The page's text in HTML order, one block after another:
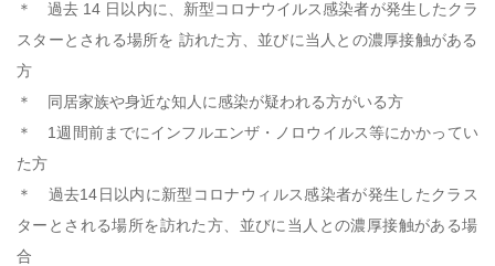
＊ 過去 14 日以内に、新型コロナウイルス感染者が発生したクラ
スターとされる場所を 訪れた方、並びに当人との濃厚接触がある
方
＊ 同居家族や身近な知人に感染が疑われる方がいる方
＊ 1週間前までにインフルエンザ・ノロウイルス等にかかってい
た方
＊ 過去14日以内に新型コロナウィルス感染者が発生したクラス
ターとされる場所を訪れた方、並びに当人との濃厚接触がある場
合